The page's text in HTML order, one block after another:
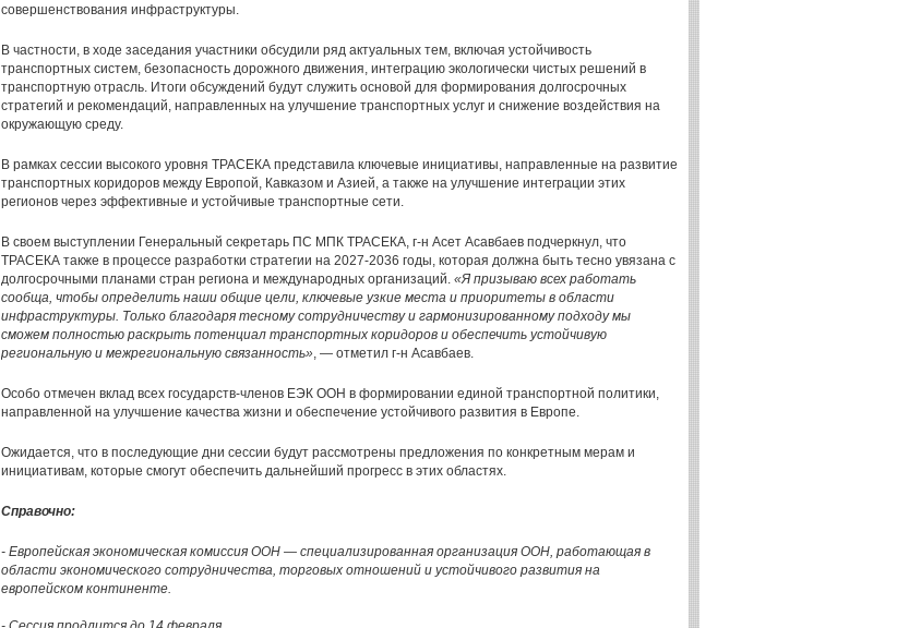
совершенствования инфраструктуры.
В частности, в ходе заседания участники обсудили ряд актуальных тем, включая устойчивость
транспортных систем, безопасность дорожного движения, интеграцию экологически чистых решений в
транспортную отрасль. Итоги обсуждений будут служить основой для формирования долгосрочных
стратегий и рекомендаций, направленных на улучшение транспортных услуг и снижение воздействия на
окружающую среду.
В рамках сессии высокого уровня ТРАСЕКА представила ключевые инициативы, направленные на развитие
транспортных коридоров между Европой, Кавказом и Азией, а также на улучшение интеграции этих
регионов через эффективные и устойчивые транспортные сети.
В своем выступлении Генеральный секретарь ПС МПК ТРАСЕКА, г-н Асет Асавбаев подчеркнул, что
ТРАСЕКА также в процессе разработки стратегии на 2027-2036 годы, которая должна быть тесно увязана с
долгосрочными планами стран региона и международных организаций. «Я призываю всех работать
сообща, чтобы определить наши общие цели, ключевые узкие места и приоритеты в области
инфраструктуры. Только благодаря тесному сотрудничеству и гармонизированному подходу мы
сможем полностью раскрыть потенциал транспортных коридоров и обеспечить устойчивую
региональную и межрегиональную связанность», — отметил г-н Асавбаев.
Особо отмечен вклад всех государств-членов ЕЭК ООН в формировании единой транспортной политики,
направленной на улучшение качества жизни и обеспечение устойчивого развития в Европе.
Ожидается, что в последующие дни сессии будут рассмотрены предложения по конкретным мерам и
инициативам, которые смогут обеспечить дальнейший прогресс в этих областях.
Справочно:
- Европейская экономическая комиссия ООН — специализированная организация ООН, работающая в
области экономического сотрудничества, торговых отношений и устойчивого развития на
европейском континенте.